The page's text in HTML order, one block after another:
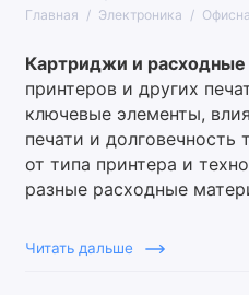
Главная Электроника
Компьютеры и
Офисная техника
ТВ, аудио и видео
Сетевое оборудование
Картриджи и
принтеров и других
ключевые элементы,
печати и долговечность
от типа принтера и
разные расходные
Читать дальше